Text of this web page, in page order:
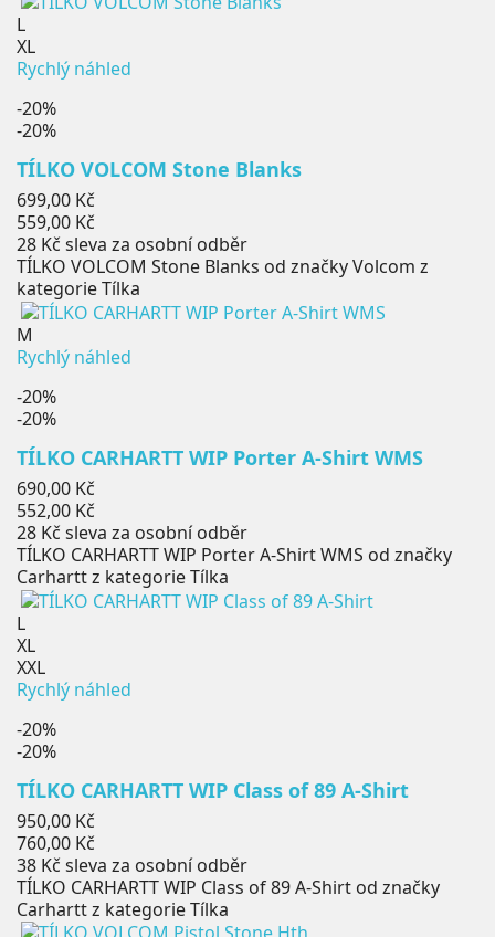
L
XL
Rychlý náhled
-20%
-20%
TÍLKO VOLCOM Stone Blanks
Běžná
cena
699,00 Kč
Cena
559,00 Kč
28 Kč sleva za osobní odběr
TÍLKO VOLCOM Stone Blanks od značky Volcom z
kategorie Tílka
M
Rychlý náhled
-20%
-20%
TÍLKO CARHARTT WIP Porter A-Shirt WMS
Běžná
cena
690,00 Kč
Cena
552,00 Kč
28 Kč sleva za osobní odběr
TÍLKO CARHARTT WIP Porter A-Shirt WMS od značky
Carhartt z kategorie Tílka
L
XL
XXL
Rychlý náhled
-20%
-20%
TÍLKO CARHARTT WIP Class of 89 A-Shirt
Běžná
cena
950,00 Kč
Cena
760,00 Kč
38 Kč sleva za osobní odběr
TÍLKO CARHARTT WIP Class of 89 A-Shirt od značky
Carhartt z kategorie Tílka